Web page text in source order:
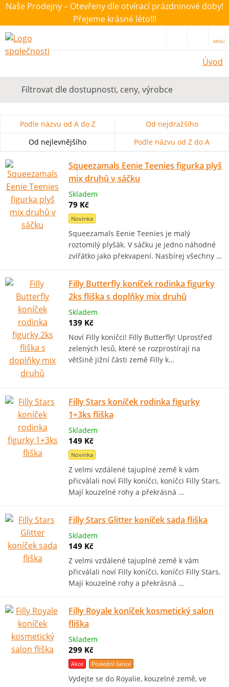
Naše Prodejny – Otevřeny dle otvírací prázdninové doby!
Přejeme krásné léto!!!
MENU
Úvod
Filtrovat dle dostupnosti, ceny, výrobce
Podle názvu od A do Z
Od nejdražšího
Od nejlevnějšího
Podle názvu od Z do A
Squeezamals Eenie Teenies figurka plyš
mix druhů v sáčku
Skladem
79 Kč
Novinka
Squeezamals Eenie Teenies je malý
roztomilý plyšák. V sáčku je jedno náhodné
zvířátko jako překvapení. Nasbírej všechny …
Filly Butterfly koníček rodinka figurky
2ks fliška s doplňky mix druhů
Skladem
139 Kč
Noví Filly koníčci! Filly Butterfly! Uprostřed
zelených lesů, které se rozprostírají na
většině jižní části země Filly k…
Filly Stars koníček rodinka figurky
1+3ks fliška
Skladem
149 Kč
Novinka
Z velmi vzdálené tajuplné země k vám
přicválali noví Filly koníčci, koníčci Filly Stars.
Mají kouzelné rohy a překrásná …
Filly Stars Glitter koníček sada fliška
Skladem
149 Kč
Z velmi vzdálené tajuplné země k vám
přicválali noví Filly koníčci, koníčci Filly Stars.
Mají kouzelné rohy a překrásná …
Filly Royale koníček kosmetický salon
fliška
Skladem
299 Kč
Akce Poslední šance
Vydejte se do Royalie, kouzelné země, ve